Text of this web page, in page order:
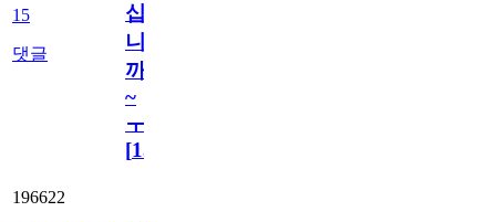
15
댓글
십
니
까
~
ㅜ
[15
196622